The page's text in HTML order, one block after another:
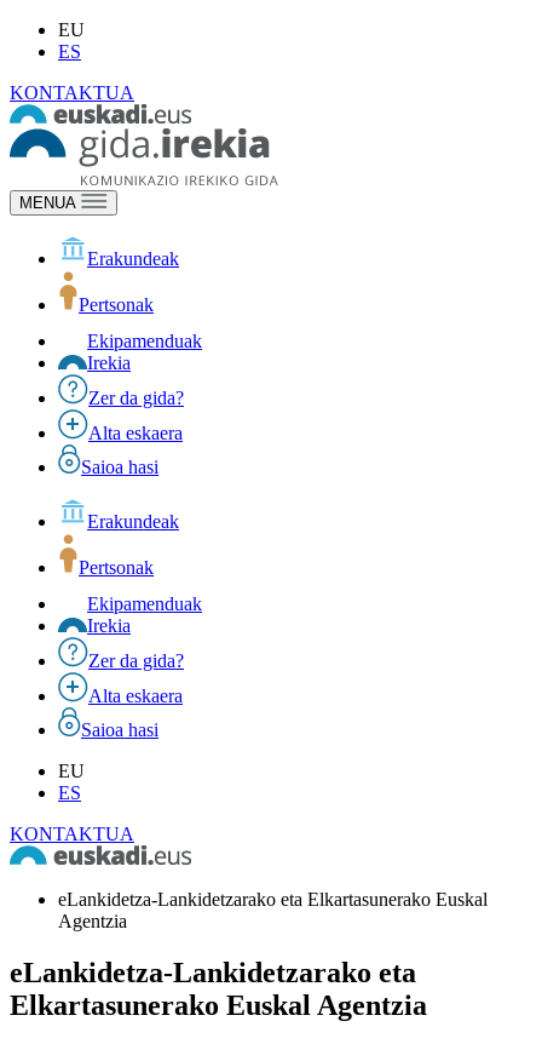
EU
ES
KONTAKTUA
MENUA
Erakundeak
Pertsonak
Ekipamenduak
Irekia
Zer da gida?
Alta eskaera
Saioa hasi
Erakundeak
Pertsonak
Ekipamenduak
Irekia
Zer da gida?
Alta eskaera
Saioa hasi
EU
ES
KONTAKTUA
eLankidetza-Lankidetzarako eta Elkartasunerako Euskal
Agentzia
eLankidetza-Lankidetzarako eta
Elkartasunerako Euskal Agentzia